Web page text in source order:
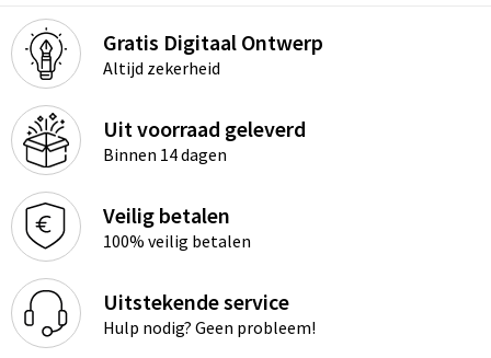
Gratis Digitaal Ontwerp
Altijd zekerheid
Uit voorraad geleverd
Binnen 14 dagen
Veilig betalen
100% veilig betalen
Uitstekende service
Hulp nodig? Geen probleem!